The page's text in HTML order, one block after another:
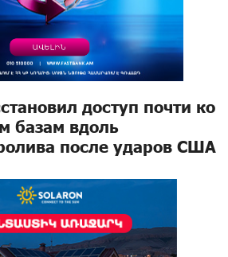
доступ почти ко
базам вдоль
после ударов США